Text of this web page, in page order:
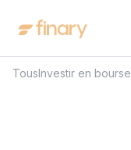
TousInvestir en bourse